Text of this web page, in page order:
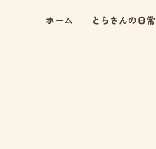
ホーム とらさんの日常